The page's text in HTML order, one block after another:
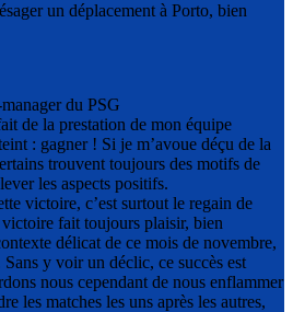
un déplacement à Porto, bien
du PSG
de la prestation de mon équipe
: gagner ! Si je m’avoue déçu de la
trouvent toujours des motifs de
les aspects positifs.
victoire, c’est surtout le regain de
fait toujours plaisir, bien
délicat de ce mois de novembre,
y voir un déclic, ce succès est
nous cependant de nous enflammer
les matches les uns après les autres,